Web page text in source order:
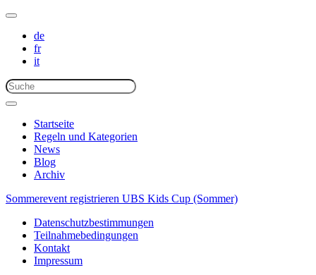
de
fr
it
Startseite
Regeln und Kategorien
News
Blog
Archiv
Sommerevent registrieren UBS Kids Cup (Sommer)
Datenschutzbestimmungen
Teilnahmebedingungen
Kontakt
Impressum